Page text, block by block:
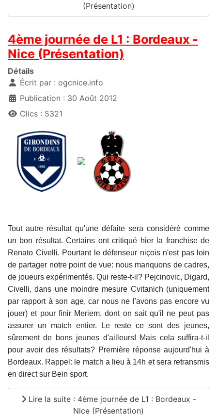
(Présentation)
4ème journée de L1 : Bordeaux -
Nice (Présentation)
Détails
Écrit par : ogcnice.info
Publication : 30 Août 2012
Clics : 5321
Tout autre résultat qu'une défaite sera considéré comme
un bon résultat. Certains ont critiqué hier la franchise de
Renato Civelli. Pourtant le défenseur niçois n'est pas loin
de partager notre point de vue: nous manquons de cadres,
de joueurs expérimentés. Qui reste-t-il? Pejcinovic, Digard,
Civelli, dans une moindre mesure Cvitanich (uniquement
par rapport à son age, car nous ne l'avons pas encore vu
jouer) et pour finir Meriem, dont on sait qu'il ne peut pas
assurer un match entier. Le reste ce sont des jeunes,
sûrement de bons jeunes d'ailleurs! Mais cela suffira-t-il
pour avoir des résultats? Première réponse aujourd'hui à
Bordeaux. Rappel: le match a lieu à 14h et sera retransmis
en direct sur Bein sport.
Lire la suite : 4ème journée de L1 : Bordeaux -
Nice (Présentation)